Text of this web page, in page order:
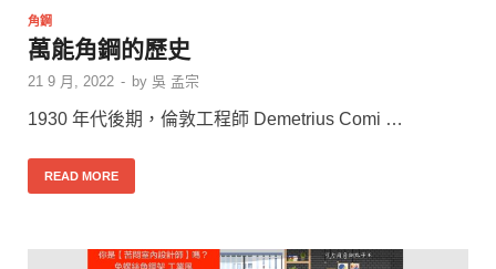
角鋼
萬能角鋼的歷史
21 9 月, 2022 - by 吳 孟宗
1930 年代後期，倫敦工程師 Demetrius Comi …
READ MORE